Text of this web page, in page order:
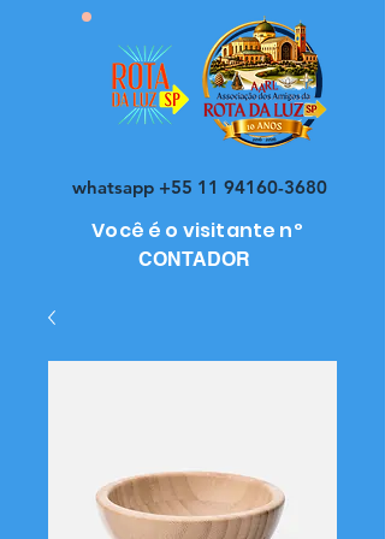
whatsapp +55 11 94160-3680
Você é o visitante nº
CONTADOR